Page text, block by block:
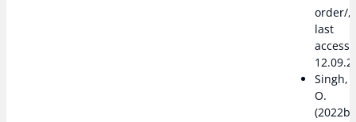
order/,
last
Singh,
O.
(2022b)